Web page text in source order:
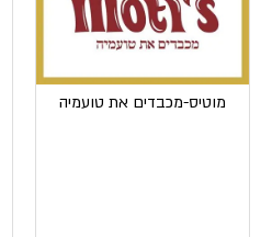
מוטיס-מכבדים את טועמיה